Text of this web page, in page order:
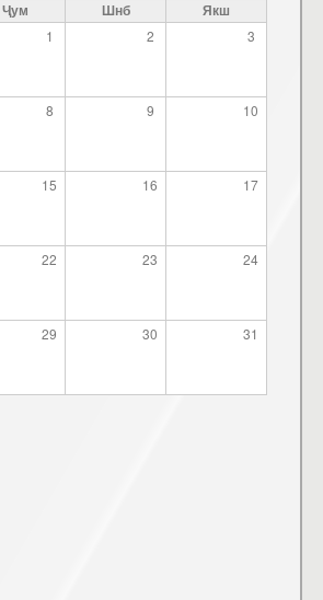
Сохтори Институт
Ҷум Шнб
Якш
1 2 3
8 9 10
15 16 17
22 23 24
29 30 31